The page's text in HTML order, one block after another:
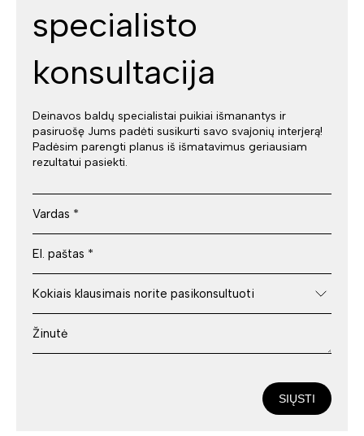
specialisto
konsultacija
Deinavos baldų specialistai puikiai išmanantys ir
pasiruošę Jums padėti susikurti savo svajonių interjerą!
Padėsim parengti planus iš išmatavimus geriausiam
rezultatui pasiekti.
SIŲSTI